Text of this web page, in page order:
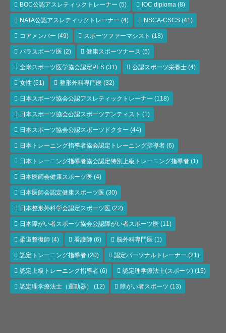
BOC公認アスレティックトレーナー (5) IOC diploma (8)
NATA公認アスレティックトレーナー (4) NSCA-CSCS (41)
コアメンバー (49) スポーツファーマシスト (18)
パラスポーツ医 (2) 健康スポーツナース (5)
全米スポーツ医学協会認定PES (31) 公認スポーツ栄養士 (4)
女性 (51) 整形外科専門医 (32)
日本スポーツ協会公認アスレティックトレーナー (118)
日本スポーツ協会公認スポーツデンティスト (1)
日本スポーツ協会公認スポーツドクター (44)
日本トレーニング指導者協会認定トレーニング指導者 (6)
日本トレーニング指導者協会認定特別上級トレーニング指導者 (1)
日本医師会健康スポーツ医 (4)
日本医師会認定健康スポーツ医 (30)
日本整形外科学会認定スポーツ医 (22)
日本障がい者スポーツ協会公認障がい者スポーツ医 (11)
柔道整復師 (4) 看護師 (6) 脳外科専門医 (1)
認定トレーニング指導者 (20) 認定パーソナルトレーナー (21)
認定上級トレーニング指導者 (6) 認定理学療法士(スポーツ) (15)
認定理学療法士（運動器） (12) 障がい者スポーツ (13)